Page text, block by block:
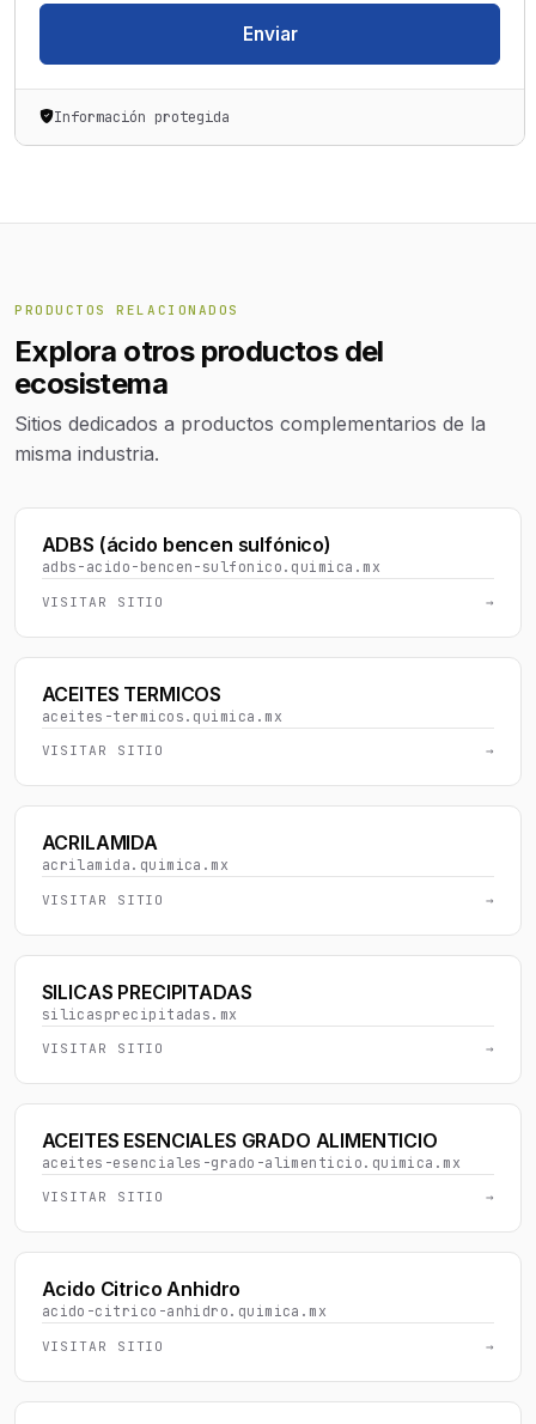
Enviar
Información protegida
PRODUCTOS RELACIONADOS
Explora otros productos del
ecosistema
Sitios dedicados a productos complementarios de la
misma industria.
ADBS (ácido bencen sulfónico)
adbs-acido-bencen-sulfonico.quimica.mx
VISITAR SITIO →
ACEITES TERMICOS
aceites-termicos.quimica.mx
VISITAR SITIO →
ACRILAMIDA
acrilamida.quimica.mx
VISITAR SITIO →
SILICAS PRECIPITADAS
silicasprecipitadas.mx
VISITAR SITIO →
ACEITES ESENCIALES GRADO ALIMENTICIO
aceites-esenciales-grado-alimenticio.quimica.mx
VISITAR SITIO →
Acido Citrico Anhidro
acido-citrico-anhidro.quimica.mx
VISITAR SITIO →